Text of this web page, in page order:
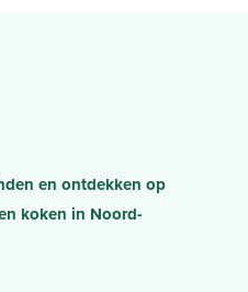
en ontdekken op
koken in Noord-